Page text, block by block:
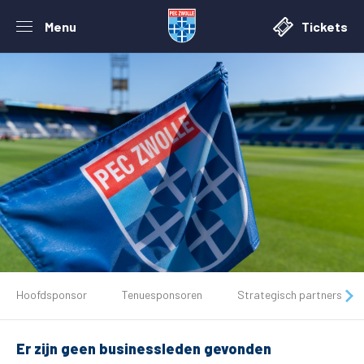
Menu Tickets
Tickets
Matchdays
Hoofdsponsor Tenuesponsoren Strategisch partners
Er zijn geen businessleden gevonden